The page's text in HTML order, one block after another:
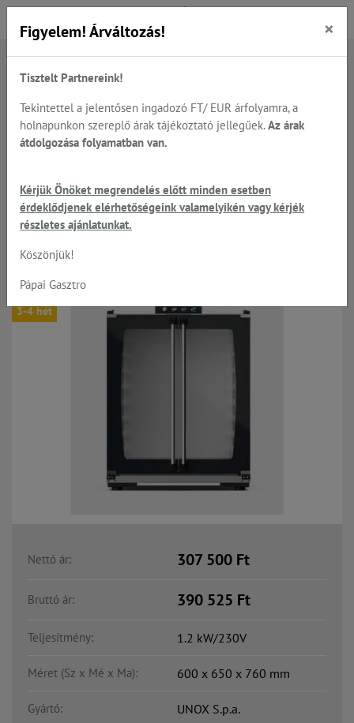
Főoldal Termékek
UNOX - látványsütők, tepsik, sütőlemezek, állványok...
UNOX - sütő állványok, kelesztők, elszívók...
UNOX LineMiss XLT-133 -
kelesztő szekrény manuális
sütőkhöz 8*460*330
3-4 hét
Nettó ár: 307 500 Ft
Bruttó ár: 390 525 Ft
Teljesítmény: 1.2 kW/230V
Méret (Sz x Mé x Ma): 600 x 650 x 760 mm
Gyártó: UNOX S.p.a.
Figyelem! Árváltozás! ×
Tisztelt Partnereink!
Tekintettel a jelentősen ingadozó FT/ EUR árfolyamra, a
holnapunkon szereplő árak tájékoztató jellegűek. Az árak
átdolgozása folyamatban van.
Kérjük Önöket megrendelés előtt minden esetben
érdeklődjenek elérhetőségeink valamelyikén vagy kérjék
részletes ajánlatunkat.
Köszönjük!
Pápai Gasztro